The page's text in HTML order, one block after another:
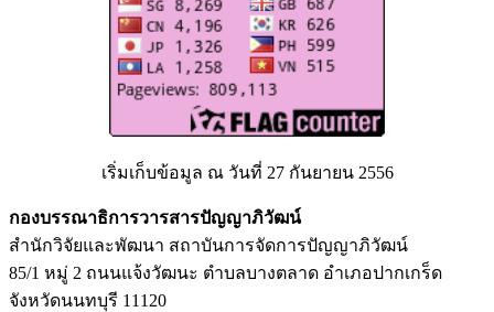
เริ่มเก็บข้อมูล ณ วันที่ 27 กันยายน 2556
กองบรรณาธิการวารสารปัญญาภิวัฒน์
สำนักวิจัยและพัฒนา สถาบันการจัดการปัญญาภิวัฒน์
85/1 หมู่ 2 ถนนแจ้งวัฒนะ ตำบลบางตลาด อำเภอปากเกร็ด
จังหวัดนนทบุรี 11120